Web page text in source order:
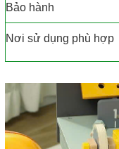
Bảo hành
Nơi sử dụng phù hợp